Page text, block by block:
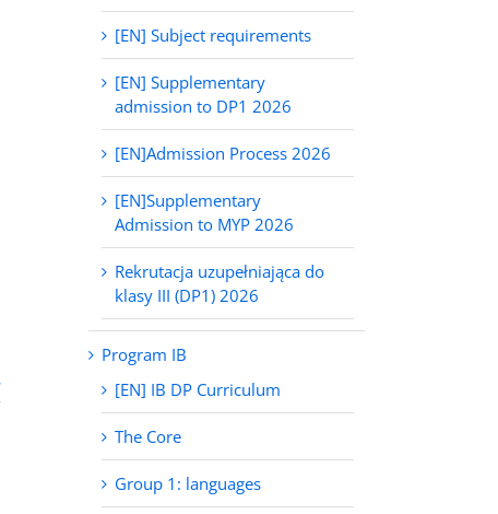
[EN] Subject requirements
[EN] Supplementary
admission to DP1 2026
[EN]Admission Process 2026
[EN]Supplementary
Admission to MYP 2026
Rekrutacja uzupełniająca do
klasy III (DP1) 2026
Program IB
[EN] IB DP Curriculum
The Core
Group 1: languages